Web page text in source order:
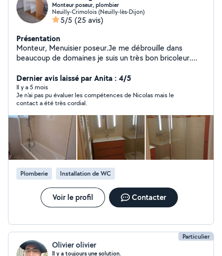
Monteur poseur, plombier
Neuilly-Crimolois (Neuilly-lès-Dijon)
5/5 (25 avis)
Présentation
Monteur, Menuisier poseur.Je me débrouille dans
beaucoup de domaines je suis un très bon bricoleur.
meubles, divers... N'hésitez pas à me contacter, le
bricolage c'est une passion, j'essaie de trouver des
solutions le moins cher possible à tout les problèmes..
Dernier avis laissé par Anita : 4/5
Il y a 5 mois
Je n'ai pas pu évaluer les compétences de Nicolas mais le
contact a été très cordial.
Plomberie Installation de WC
Voir le profil Contacter
Particulier
Olivier olivier
Il y a toujours une solution.